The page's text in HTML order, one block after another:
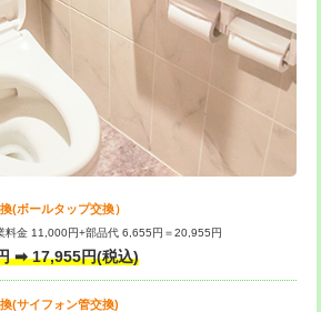
(ボールタップ交換）
料金 11,000円+部品代 6,655円＝20,955円
➡ 17,955円(税込)
(サイフォン管交換)